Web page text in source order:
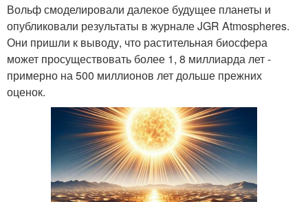
Вольф смоделировали далекое будущее планеты и
опубликовали результаты в журнале JGR Atmospheres.
Они пришли к выводу, что растительная биосфера
может просуществовать более 1, 8 миллиарда лет -
примерно на 500 миллионов лет дольше прежних
оценок.